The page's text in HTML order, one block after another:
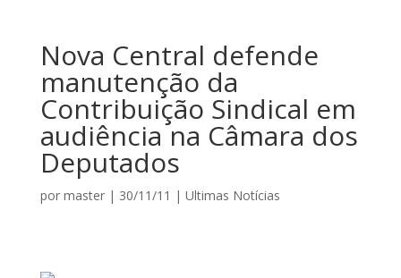
Nova Central defende
manutenção da
Contribuição Sindical em
audiência na Câmara dos
Deputados
por master| 30/11/11 | Ultimas Notícias